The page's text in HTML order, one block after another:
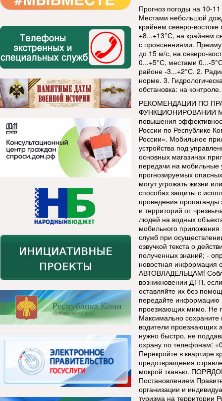
Прогноз погоды на 10-
Местами небольшой
крайнем северо-
+8...+13°С, на крайнем
с прояснениями.
до 15 м/с, на северо-
0...+5°С, местами 0...-
районе -3...+2°С. 2.
норме. 3.
обстановка: на
РЕКОМЕНДАЦИИ ПО
ФУНКЦИОНИРОВАНИИ
повышения
России по Республике
России». Мобильное
устройства под
основных магазинах
передачи на мобильные
прогнозируемых
могут угрожать жизни
способах защиты с
проведения
и территорий от
людей на водных
мобильного приложения
служб при
озвучкой текста о
полученных знаний; -
новостная информация
АВТОВЛАДЕЛЬЦАМ!
возникновении ДТП,
оставляйте их без
передайте информацию
проезжающих мимо. Не
Максимально
водители проезжающих
нужно быстро, не
охрану по телефонам:
Перекройте в квартире
предотвращения
мокрой тканью.
Постановлением
организации и
туризма на территории